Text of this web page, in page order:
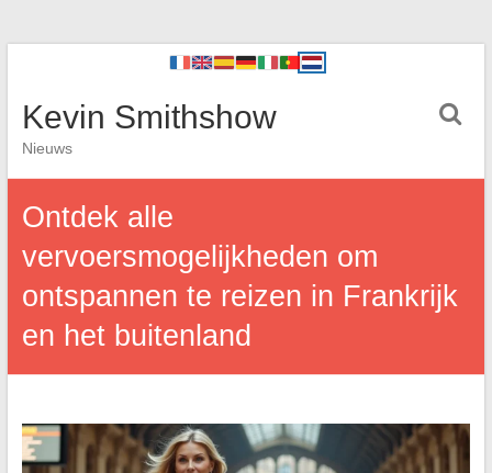
Kevin Smithshow
Nieuws
Ontdek alle
vervoersmogelijkheden om
ontspannen te reizen in Frankrijk
en het buitenland